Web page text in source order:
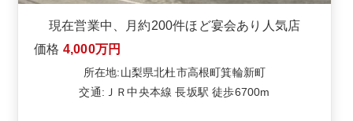
現在営業中、月約200件ほど宴会あり人気店
価格 4,000万円
所在地:山梨県北杜市高根町箕輪新町
交通:ＪＲ中央本線 長坂駅 徒歩6700m